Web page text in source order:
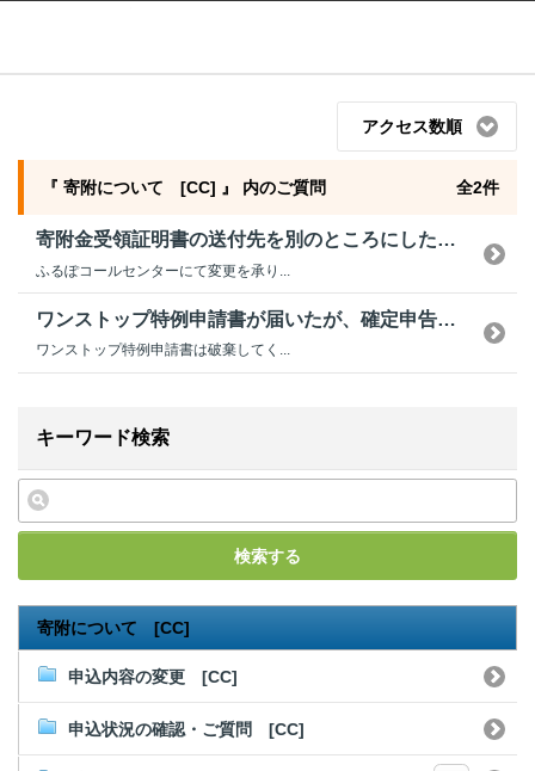
ふるぽ featuring ふるさとチョイスはじめて
アクセス数順
『 寄附について [CC] 』 内のご質問 全2件
寄附金受領証明書の送付先を別のところにしたいが、変更ができなかった。
ふるぽコールセンターにて変更を承り...
ワンストップ特例申請書が届いたが、確定申告したい。問題ないか？
ワンストップ特例申請書は破棄してく...
キーワード検索
検索する
寄附について [CC]
申込内容の変更 [CC]
申込状況の確認・ご質問 [CC]